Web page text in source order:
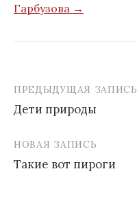
Гарбузова →
а
ПРЕДЫДУЩАЯ ЗАПИСЬ
Дети природы
НОВАЯ ЗАПИСЬ
Такие вот пироги